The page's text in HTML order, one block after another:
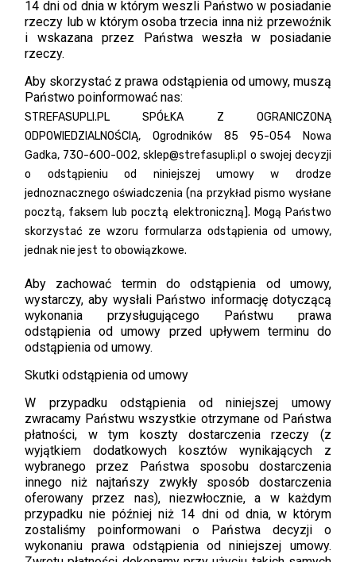
14 dni od dnia w którym weszli Państwo w posiadanie
rzeczy lub w którym osoba trzecia inna niż przewoźnik
i wskazana przez Państwa weszła w posiadanie
rzeczy.
Aby skorzystać z prawa odstąpienia od umowy, muszą
Państwo poinformować nas:
STREFASUPLI.PL SPÓŁKA Z OGRANICZONĄ
ODPOWIEDZIALNOŚCIĄ, Ogrodników 85 95-054 Nowa
Gadka, 730-600-002,sklep@strefasupli.pl o swojej decyzji
o odstąpieniu od niniejszej umowy w drodze
jednoznacznego oświadczenia (na przykład pismo wysłane
pocztą, faksem lub pocztą elektroniczną]. Mogą Państwo
skorzystać ze wzoru formularza odstąpienia od umowy,
jednak nie jest to obowiązkowe.
Aby zachować termin do odstąpienia od umowy,
wystarczy, aby wysłali Państwo informację dotyczącą
wykonania przysługującego Państwu prawa
odstąpienia od umowy przed upływem terminu do
odstąpienia od umowy.
Skutki odstąpienia od umowy
W przypadku odstąpienia od niniejszej umowy
zwracamy Państwu wszystkie otrzymane od Państwa
płatności, w tym koszty dostarczenia rzeczy (z
wyjątkiem dodatkowych kosztów wynikających z
wybranego przez Państwa sposobu dostarczenia
innego niż najtańszy zwykły sposób dostarczenia
oferowany przez nas), niezwłocznie, a w każdym
przypadku nie później niż 14 dni od dnia, w którym
zostaliśmy poinformowani o Państwa decyzji o
wykonaniu prawa odstąpienia od niniejszej umowy.